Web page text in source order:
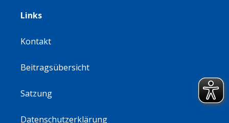
Links
Kontakt
Beitragsübersicht
Satzung
Datenschutzerklärung